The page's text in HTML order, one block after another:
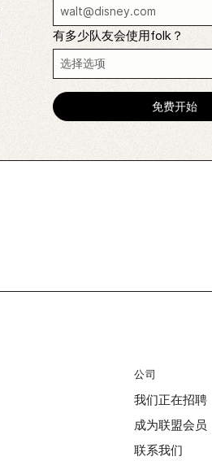
有多少队友会使用folk？
公司
我们正在招聘
成为联盟会员
联系我们